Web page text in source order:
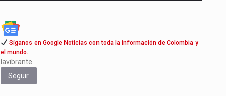
Síganos en Google Noticias con toda la información de Colombia y
el mundo.
lavibrante
Seguir